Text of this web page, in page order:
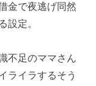
金で夜逃げ同然
設定。
不足のママさん
ライラするそう